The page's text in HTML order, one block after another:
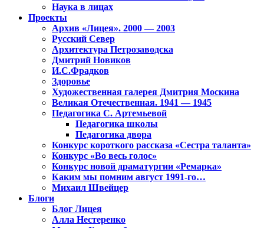
Наука в лицах
Проекты
Архив «Лицея». 2000 — 2003
Русский Север
Архитектура Петрозаводска
Дмитрий Новиков
И.С.Фрадков
Здоровье
Художественная галерея Дмитрия Москина
Великая Отечественная. 1941 — 1945
Педагогика С. Артемьевой
Педагогика школы
Педагогика двора
Конкурс короткого рассказа «Сестра таланта»
Конкурс «Во весь голос»
Конкурс новой драматургии «Ремарка»
Каким мы помним август 1991-го…
Михаил Швейцер
Блоги
Блог Лицея
Алла Нестеренко